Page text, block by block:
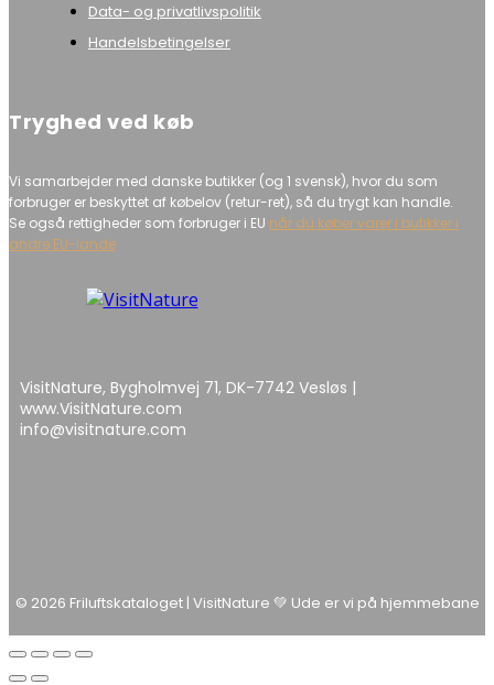
Data- og privatlivspolitik
Handelsbetingelser
Tryghed ved køb
Vi samarbejder med danske butikker (og 1 svensk), hvor du som
forbruger er beskyttet af købelov (retur-ret), så du trygt kan handle.
Se også rettigheder som forbruger i EU når du køber varer i butikker i
andre EU-lande
VisitNature, Bygholmvej 71, DK-7742 Vesløs |
www.VisitNature.com
info@visitnature.com
© 2026 Friluftskataloget | VisitNature 💚 Ude er vi på hjemmebane